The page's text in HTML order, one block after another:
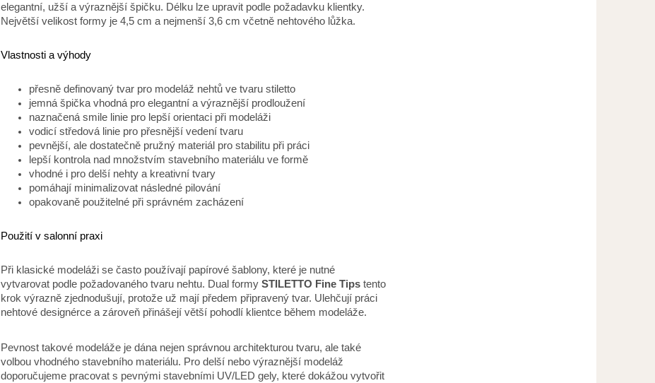
elegantní, užší a výraznější špičku. Délku lze upravit podle požadavku klientky.
Největší velikost formy je 4,5 cm a nejmenší 3,6 cm včetně nehtového lůžka.
Vlastnosti a výhody
přesně definovaný tvar pro modeláž nehtů ve tvaru stiletto
jemná špička vhodná pro elegantní a výraznější prodloužení
naznačená smile linie pro lepší orientaci při modeláži
vodicí středová linie pro přesnější vedení tvaru
pevnější, ale dostatečně pružný materiál pro stabilitu při práci
lepší kontrola nad množstvím stavebního materiálu ve formě
vhodné i pro delší nehty a kreativní tvary
pomáhají minimalizovat následné pilování
opakovaně použitelné při správném zacházení
Použití v salonní praxi
Při klasické modeláži se často používají papírové šablony, které je nutné
vytvarovat podle požadovaného tvaru nehtu. Dual formy STILETTO Fine Tips tento
krok výrazně zjednodušují, protože už mají předem připravený tvar. Ulehčují práci
nehtové designérce a zároveň přinášejí větší pohodlí klientce během modeláže.
Pevnost takové modeláže je dána nejen správnou architekturou tvaru, ale také
volbou vhodného stavebního materiálu. Pro delší nebo výraznější modeláž
doporučujeme pracovat s pevnými stavebními UV/LED gely, které dokážou vytvořit